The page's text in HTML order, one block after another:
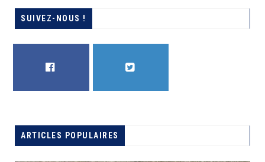
SUIVEZ-NOUS !
ARTICLES POPULAIRES